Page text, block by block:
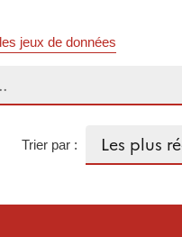
jeux de données
Trier par :